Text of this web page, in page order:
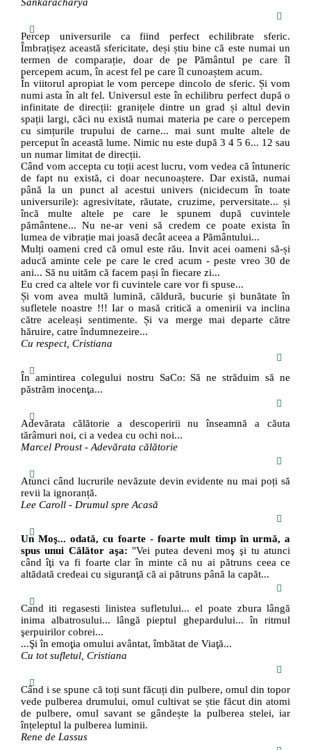
Percep universurile ca fiind perfect echilibrate sferic.
Îmbrațișez această sfericitate, deși știu bine că este numai un
termen de comparație, doar de pe Pământul pe care îl
percepem acum, în acest fel pe care îl cunoaștem acum.
În viitorul apropiat le vom percepe dincolo de sferic. Și vom
numi asta în alt fel. Universul este în echilibru perfect după o
infinitate de direcții: granițele dintre un grad și altul devin
spații largi, căci nu există numai materia pe care o percepem
cu simțurile trupului de carne... mai sunt multe altele de
perceput în această lume. Nimic nu este după 3 4 5 6... 12 sau
un numar limitat de direcții.
Când vom accepta cu toții acest lucru, vom vedea că întuneric
de fapt nu există, ci doar necunoaștere. Dar există, numai
până la un punct al acestui univers (nicidecum în toate
universurile): agresivitate, răutate, cruzime, perversitate... și
încă multe altele pe care le spunem după cuvintele
pământene... Nu ne-ar veni să credem ce poate exista în
lumea de vibrație mai joasă decât aceea a Pământului...
Mulți oameni cred că omul este rău. Invit acei oameni să-și
aducă aminte cele pe care le cred acum - peste vreo 30 de
ani... Să nu uităm că facem pași în fiecare zi...
Eu cred ca altele vor fi cuvintele care vor fi spuse...
Și vom avea multă lumină, căldură, bucurie și bunătate în
sufletele noastre !!! Iar o masă critică a omenirii va inclina
către aceleași sentimente. Și va merge mai departe către
hăruire, catre îndumnezeire...
Cu respect, Cristiana
În amintirea colegului nostru SaCo: Să ne străduim să ne
păstrăm inocenţa...
Adevărata călătorie a descoperirii nu înseamnă a căuta
tărâmuri noi, ci a vedea cu ochi noi...
Marcel Proust - Adevărata călătorie
Atunci când lucrurile nevăzute devin evidente nu mai poți să
revii la ignoranță.
Lee Caroll - Drumul spre Acasă
Un Moş... odată, cu foarte - foarte mult timp în urmă, a
spus unui Călător aşa: "Vei putea deveni moş şi tu atunci
când îţi va fi foarte clar în minte că nu ai pătruns ceea ce
altădată credeai cu siguranţă că ai pătruns până la capăt...
Cand iti regasesti linistea sufletului... el poate zbura lângă
inima albatrosului... lângă pieptul ghepardului... în ritmul
şerpuirilor cobrei...
...Şi în emoţia omului avântat, îmbătat de Viaţă...
Cu tot sufletul, Cristiana
Când i se spune că toți sunt făcuți din pulbere, omul din topor
vede pulberea drumului, omul cultivat se știe făcut din atomi
de pulbere, omul savant se gândește la pulberea stelei, iar
înțeleptul la pulberea luminii.
Rene de Lassus